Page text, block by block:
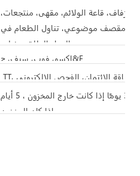
زفاف، قاعة الولائم، مقهى، منتجعات،
مقصف موضوعي، تناول الطعام في
الهواء الطلق، منزلي
إكسو، فوب، سيف، ج&F
مهلة العينة 7-15 يومًا ، مهلة البضائع السائبة 25-35 يومًا إذا كانت خارج المخزون ، 5 أيام
إذا كان المخزون